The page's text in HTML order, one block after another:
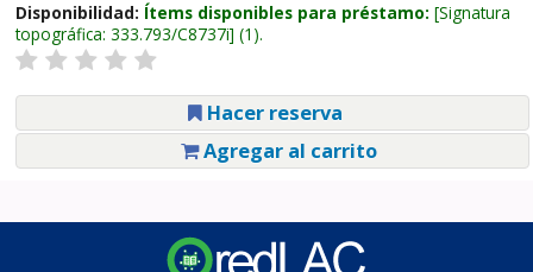
Disponibilidad: Ítems disponibles para préstamo: Signatura
topográfica: 333.793/C8737i (1).
Hacer reserva
Agregar al carrito